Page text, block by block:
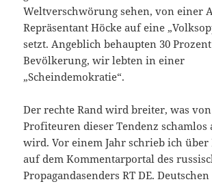
Weltverschwörung sehen, von einer
Repräsentant Höcke auf eine
setzt. Angeblich behaupten 30
Bevölkerung, wir lebten in einer
„Scheindemokratie“.
Der rechte Rand wird breiter, was
Profiteuren dieser Tendenz schamlos
wird. Vor einem Jahr schrieb ich
auf dem Kommentarportal des
Propagandasenders RT DE. Deutschen